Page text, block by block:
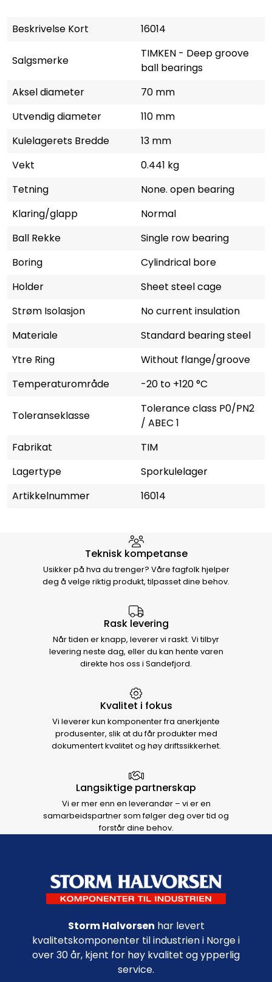
Beskrivelse Kort 16014
Salgsmerke
TIMKEN - Deep groove
ball bearings
Aksel diameter
70 mm
Utvendig diameter
110 mm
Kulelagerets Bredde
13 mm
Vekt
0.441 kg
Tetning
None. open bearing
Klaring/glapp
Normal
Ball Rekke
Single row bearing
Boring
Cylindrical bore
Holder
Sheet steel cage
Strøm Isolasjon
No current insulation
Materiale
Standard bearing steel
Ytre Ring
Without flange/groove
Temperaturområde
-20 to +120 °C
Toleranseklasse
Tolerance class P0/PN2
/ ABEC 1
Fabrikat
TIM
Lagertype
Sporkulelager
Artikkelnummer
16014
Hvorfor velge Storm Halvorsen
Teknisk kompetanse
Usikker på hva du trenger? Våre fagfolk hjelper
deg å velge riktig produkt, tilpasset dine behov.
Rask levering
Når tiden er knapp, leverer vi raskt. Vi tilbyr
levering neste dag, eller du kan hente varen
direkte hos oss i Sandefjord.
Kvalitet i fokus
Vi leverer kun komponenter fra anerkjente
produsenter, slik at du får produkter med
dokumentert kvalitet og høy driftssikkerhet.
Langsiktige partnerskap
Vi er mer enn en leverandør – vi er en
samarbeidspartner som følger deg over tid og
forstår dine behov.
Footer navigation
Storm Halvorsen har levert
kvalitetskomponenter til industrien i Norge i
over 30 år, kjent for høy kvalitet og ypperlig
service.